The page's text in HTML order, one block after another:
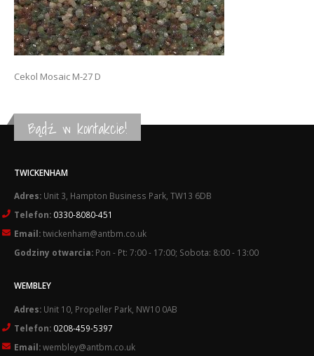
Cekol Mosaic M-27 D
Bądź w kontakcie!
TWICKENHAM
Adres: Unit 3, Hampton Business Park, TW13 6DB
Telefon: 0330-8080-451
Email:twickenham@antbm.co.uk
Godziny otwarcia: Pon - Pt: 7:00 - 17:00; Sobota: 8:00 - 13:00
WEMBLEY
Adres: Unit 10, Propeller Park, NW10 0AB
Telefon: 0208-459-5397
Email:wembley@antbm.co.uk